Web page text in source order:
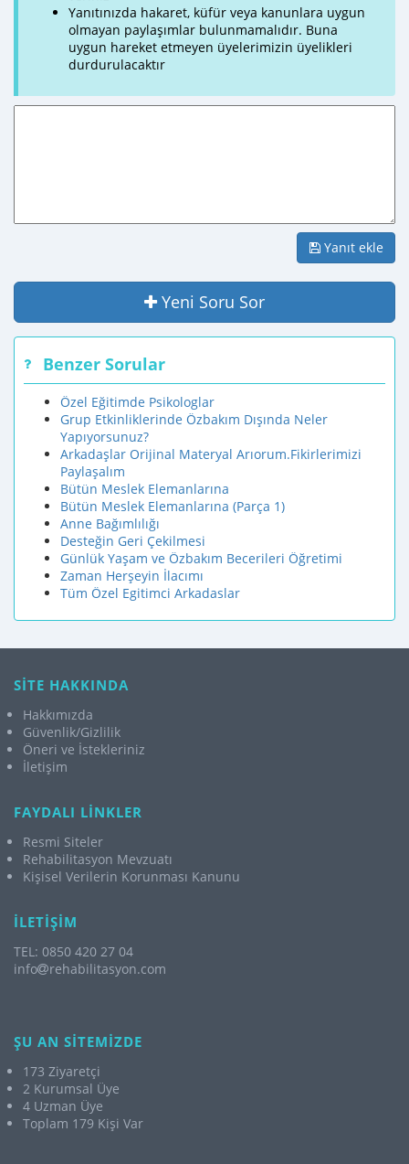
Yanıtınızda hakaret, küfür veya kanunlara uygun
olmayan paylaşımlar bulunmamalıdır. Buna
uygun hareket etmeyen üyelerimizin üyelikleri
durdurulacaktır
Yanıt ekle
Yeni Soru Sor
Benzer Sorular
Özel Eğitimde Psikologlar
Grup Etkinliklerinde Özbakım Dışında Neler
Yapıyorsunuz?
Arkadaşlar Orijinal Materyal Arıorum.Fikirlerimizi
Paylaşalım
Bütün Meslek Elemanlarına
Bütün Meslek Elemanlarına (Parça 1)
Anne Bağımlılığı
Desteğin Geri Çekilmesi
Günlük Yaşam ve Özbakım Becerileri Öğretimi
Zaman Herşeyin İlacımı
Tüm Özel Egitimci Arkadaslar
SİTE HAKKINDA
Hakkımızda
Güvenlik/Gizlilik
Öneri ve İstekleriniz
İletişim
FAYDALI LİNKLER
Resmi Siteler
Rehabilitasyon Mevzuatı
Kişisel Verilerin Korunması Kanunu
İLETİŞİM
TEL: 0850 420 27 04
info
rehabilitasyon.com
ŞU AN SİTEMİZDE
173 Ziyaretçi
2 Kurumsal Üye
4 Uzman Üye
Toplam 179 Kişi Var